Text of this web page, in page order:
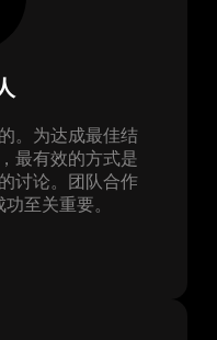
。为达成最佳结
最有效的方式是
讨论。团队合作
至关重要。